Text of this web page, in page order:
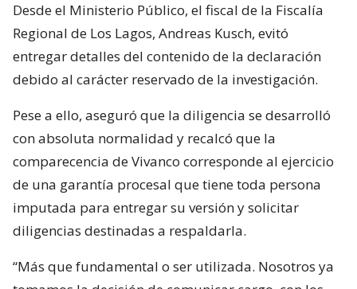
Desde el Ministerio Público, el fiscal de la Fiscalía
Regional de Los Lagos, Andreas Kusch, evitó
entregar detalles del contenido de la declaración
debido al carácter reservado de la investigación.
Pese a ello, aseguró que la diligencia se desarrolló
con absoluta normalidad y recalcó que la
comparecencia de Vivanco corresponde al ejercicio
de una garantía procesal que tiene toda persona
imputada para entregar su versión y solicitar
diligencias destinadas a respaldarla.
“Más que fundamental o ser utilizada. Nosotros ya